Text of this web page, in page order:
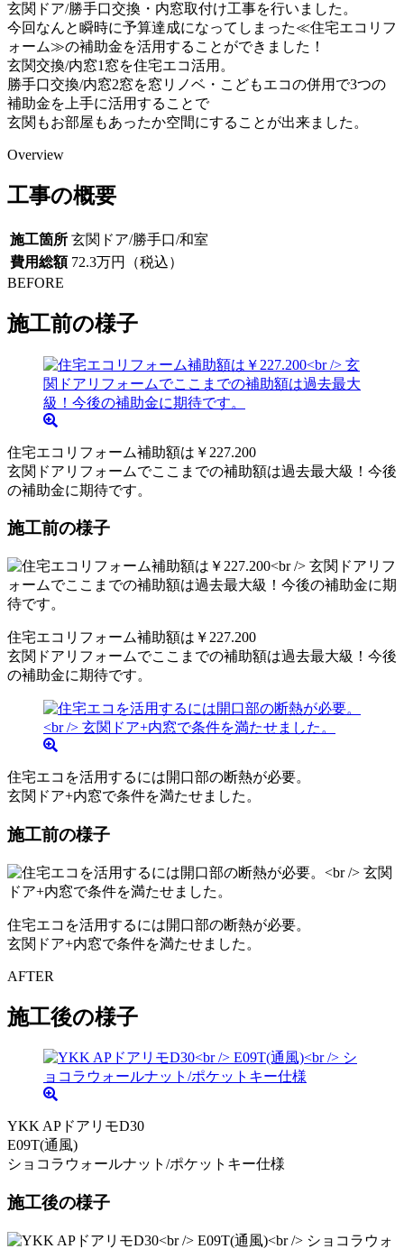
玄関ドア/勝手口交換・内窓取付け工事を行いました。
今回なんと瞬時に予算達成になってしまった≪住宅エコリフ
ォーム≫の補助金を活用することができました！
玄関交換/内窓1窓を住宅エコ活用。
勝手口交換/内窓2窓を窓リノベ・こどもエコの併用で3つの
補助金を上手に活用することで
玄関もお部屋もあったか空間にすることが出来ました。
Overview
工事の概要
施工箇所 玄関ドア/勝手口/和室
費用総額 72.3万円（税込）
BEFORE
施工前の様子
住宅エコリフォーム補助額は￥227.200
玄関ドアリフォームでここまでの補助額は過去最大級！今後
の補助金に期待です。
施工前の様子
住宅エコリフォーム補助額は￥227.200
玄関ドアリフォームでここまでの補助額は過去最大級！今後
の補助金に期待です。
住宅エコを活用するには開口部の断熱が必要。
玄関ドア+内窓で条件を満たせました。
施工前の様子
住宅エコを活用するには開口部の断熱が必要。
玄関ドア+内窓で条件を満たせました。
AFTER
施工後の様子
YKK APドアリモD30
E09T(通風)
ショコラウォールナット/ポケットキー仕様
施工後の様子